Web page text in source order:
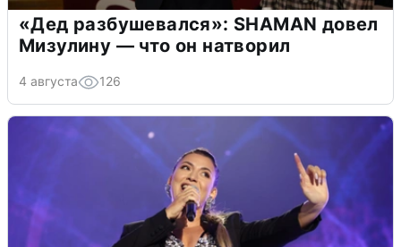
«Дед разбушевался»: SHAMAN довел
Мизулину — что он натворил
4 августа 126